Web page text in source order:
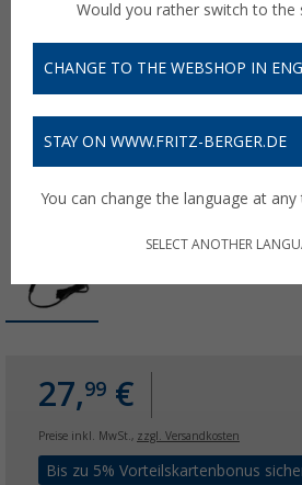
27,99 €
Preise inkl. MwSt., zzgl. Versandkosten
Bis zu 5% Vorteilskartenbonus
Would you rather switch to the
CHANGE TO THE WEBSHOP IN
STAY ON WWW.FRITZ-BERGER.DE
You can change the language at
SELECT ANOTHER